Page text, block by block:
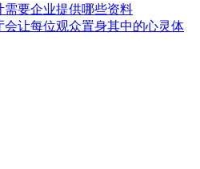
需要企业提供哪些资料
会让每位观众置身其中的心灵体